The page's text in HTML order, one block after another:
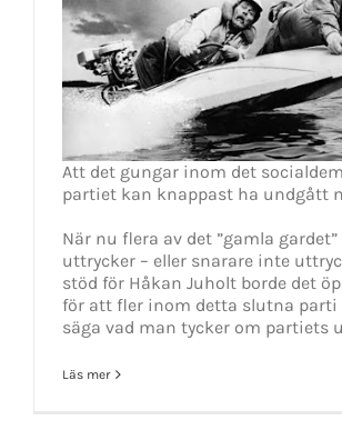
Att det gungar inom det
partiet kan knappast ha undgått
När nu flera av det ”gamla
uttrycker – eller snarare inte
stöd för Håkan Juholt borde det
för att fler inom detta slutna parti
säga vad man tycker om partiets
Läs mer